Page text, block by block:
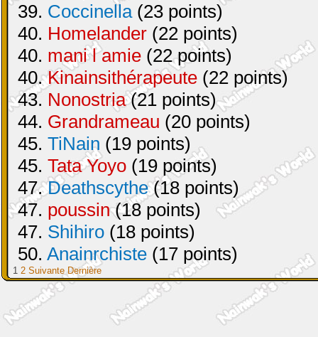
39. Coccinella(23 points)
40. Homelander (22 points)
40. mani l amie (22 points)
40.Kinainsithérapeute (22 points)
43. Nonostria(21 points)
44. Grandrameau (20 points)
45. TiNain (19 points)
45. Tata Yoyo (19 points)
47.Deathscythe(18 points)
47. poussin(18 points)
47. Shihiro (18 points)
50. Anainrchiste (17 points)
1 2 Suivante Dernière